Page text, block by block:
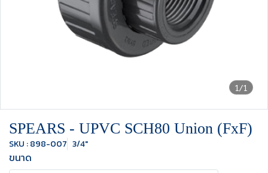
1/1
SPEARS - UPVC SCH80 Union (FxF)
SKU : 898-007 3/4"
ขนาด